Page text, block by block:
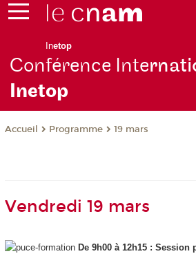
Inetop
Conférence Inte
Inetop
Accueil Programme 19 mars
Vendredi 19 mars
De 9h00 à 12h15 :